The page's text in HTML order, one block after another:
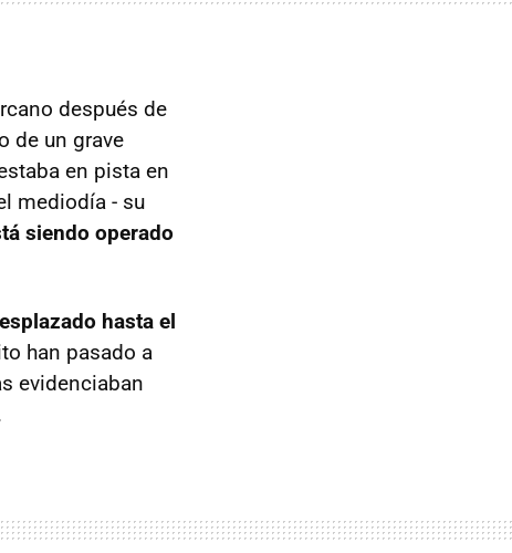
después de
de un grave
en pista en
mediodía - su
siendo operado
hasta el
han pasado a
evidenciaban